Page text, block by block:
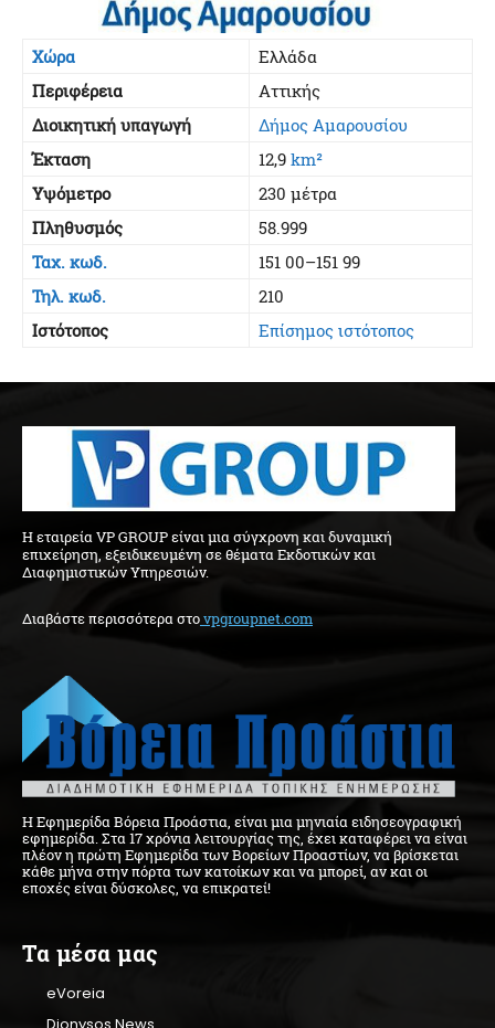
Χώρα
Ελλάδα
Περιφέρεια
Αττικής
Διοικητική υπαγωγή
Δήμος Αμαρουσίου
Έκταση
12,9 km²
Υψόμετρο
230 μέτρα
Πληθυσμός
58.999
Ταχ. κωδ.
151 00–151 99
Τηλ. κωδ.
210
Ιστότοπος
Επίσημος ιστότοπος
H εταιρεία VP GROUP είναι μια σύγχρονη και δυναμική
επιχείρηση, εξειδικευμένη σε θέματα Εκδοτικών και
Διαφημιστικών Υπηρεσιών.
Διαβάστε περισσότερα στovpgroupnet.com
Η Εφημερίδα Βόρεια Προάστια, είναι μια μηνιαία ειδησεογραφική
εφημερίδα. Στα 17 χρόνια λειτουργίας της, έχει καταφέρει να είναι
πλέον η πρώτη Εφημερίδα των Βορείων Προαστίων, να βρίσκεται
κάθε μήνα στην πόρτα των κατοίκων και να μπορεί, αν και οι
εποχές είναι δύσκολες, να επικρατεί!
Τα μέσα μας
eVoreia